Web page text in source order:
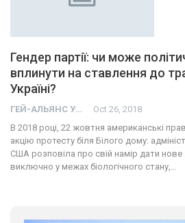
Гендер партії: чи може
вплинути на ставлення до
Україні?
ГЕЙ-АЛЬЯНС УКРАИНА Oct 26, 2018
В 2018 році, 22 жовтня американські
акцію протесту біля Білого дому:
США розповіла про свій намір дати нове
виключно у межах біологічного стану,…